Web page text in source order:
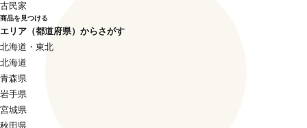
古民家
商品を見つける
エリア（都道府県）からさがす
北海道・東北
北海道
青森県
岩手県
宮城県
秋田県